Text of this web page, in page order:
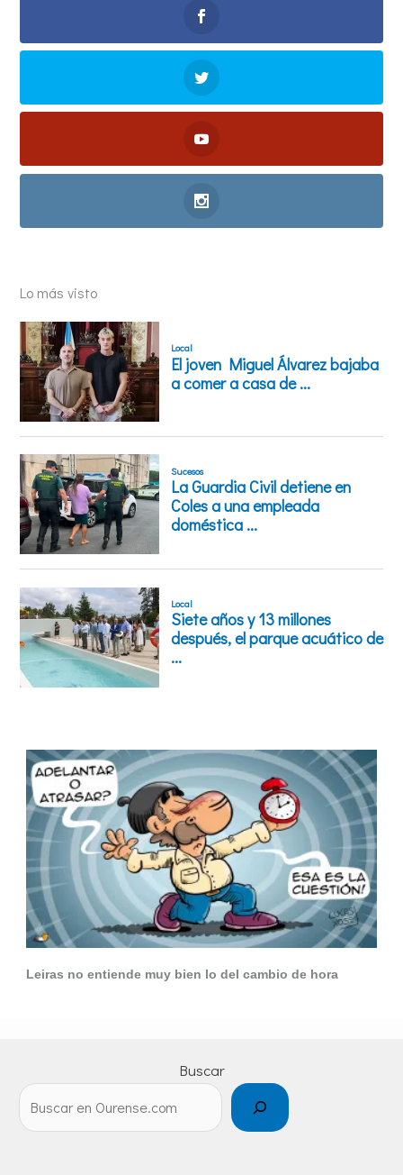
Lo más visto
Leiras no entiende muy bien lo del cambio de hora
Buscar